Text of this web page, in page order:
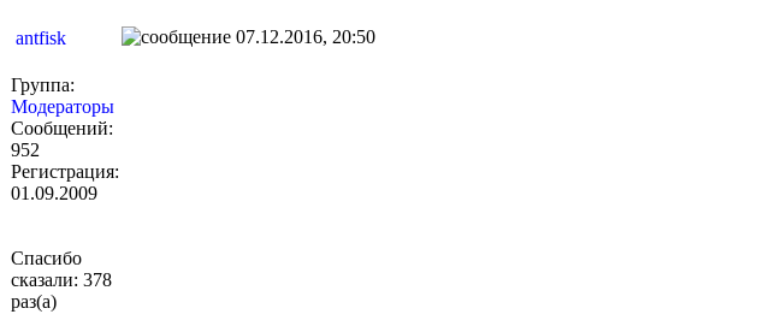
antfisk 07.12.2016, 20:50
Группа:
Модераторы
Сообщений:
952
Регистрация:
01.09.2009
Спасибо
сказали: 378
раз(а)